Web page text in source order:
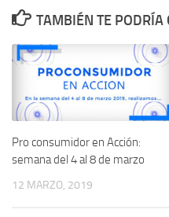
TAMBIÉN TE PODRÍA
Pro consumidor en Acción:
semana del 4 al 8 de marzo
12 MARZO, 2019